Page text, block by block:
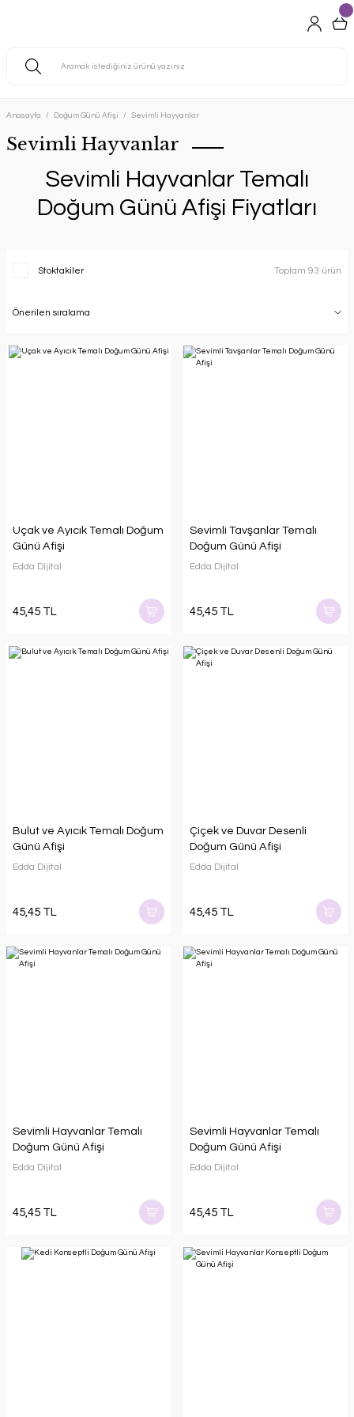
Anasayfa Doğum Günü Afişi Sevimli Hayvanlar
Sevimli Hayvanlar
Sevimli Hayvanlar Temalı
Doğum Günü Afişi Fiyatları
Stoktakiler Toplam 93 ürün
Uçak ve Ayıcık Temalı Doğum
Günü Afişi
Edda Dijital
45,45 TL
Sevimli Tavşanlar Temalı
Doğum Günü Afişi
Edda Dijital
45,45 TL
Bulut ve Ayıcık Temalı Doğum
Günü Afişi
Edda Dijital
45,45 TL
Çiçek ve Duvar Desenli
Doğum Günü Afişi
Edda Dijital
45,45 TL
Sevimli Hayvanlar Temalı
Doğum Günü Afişi
Edda Dijital
45,45 TL
Sevimli Hayvanlar Temalı
Doğum Günü Afişi
Edda Dijital
45,45 TL